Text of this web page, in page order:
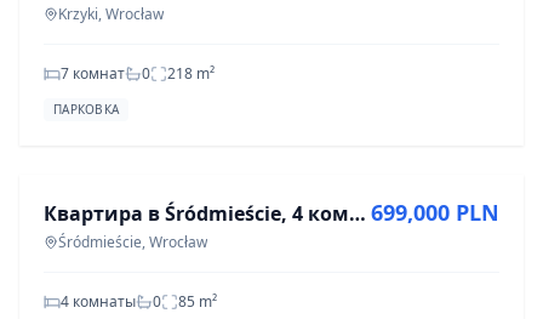
Krzyki, Wrocław
7 комнат 0 218 m²
ПАРКОВКА
Квартира в Śródmieście, 4 комнаты, 85 м², ул. Ростафиньского
Śródmieście, Wrocław
699,000 PLN
4 комнаты 0 85 m²